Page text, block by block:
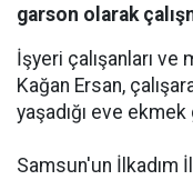
garson olarak
İşyeri çalışanları
Kağan Ersan,
yaşadığı eve
Samsun'un İlkadım